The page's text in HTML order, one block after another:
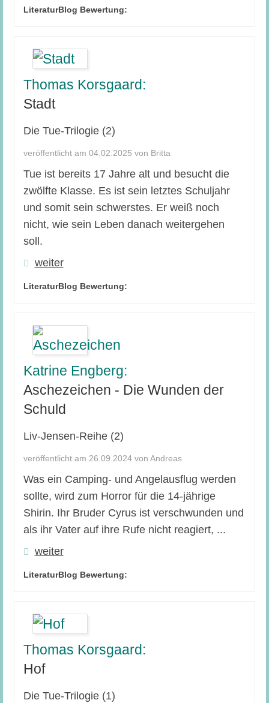
LiteraturBlog Bewertung:
Thomas Korsgaard:
Stadt
Die Tue-Trilogie (2)
veröffentlicht am 04.02.2025 von Britta
Tue ist bereits 17 Jahre alt und besucht die
zwölfte Klasse. Es ist sein letztes Schuljahr
und somit sein schwerstes. Er weiß noch
nicht, wie sein Leben danach weitergehen
soll.
weiter
LiteraturBlog Bewertung:
Katrine Engberg:
Aschezeichen - Die Wunden der
Schuld
Liv-Jensen-Reihe (2)
veröffentlicht am 26.09.2024 von Andreas
Was ein Camping- und Angelausflug werden
sollte, wird zum Horror für die 14-jährige
Shirin. Ihr Bruder Cyrus ist verschwunden und
als ihr Vater auf ihre Rufe nicht reagiert, ...
weiter
LiteraturBlog Bewertung:
Thomas Korsgaard:
Hof
Die Tue-Trilogie (1)